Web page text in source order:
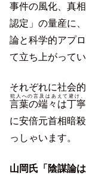
事件の風化、真
認定」の量産に
論と科学的アプ
て立ち上がってい
それぞれに社会
言葉の端々は丁
犯人への言及はあえて避け
に安倍元首相暗
っしゃいます。
山岡氏「陰謀論